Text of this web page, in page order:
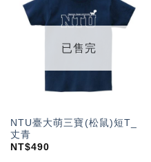
加入
「願
望輕
已售完
NTU臺大萌三寶(松鼠)短T_
丈青
NT$490